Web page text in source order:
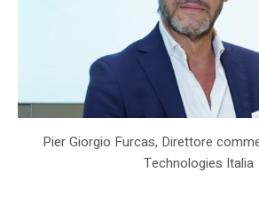
Pier Giorgio Furcas, Direttore
Technologies Italia